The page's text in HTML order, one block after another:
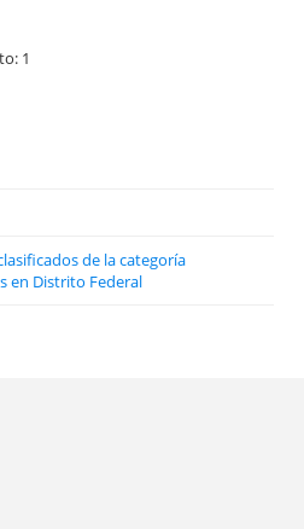
1
de la categoría
en Distrito Federal